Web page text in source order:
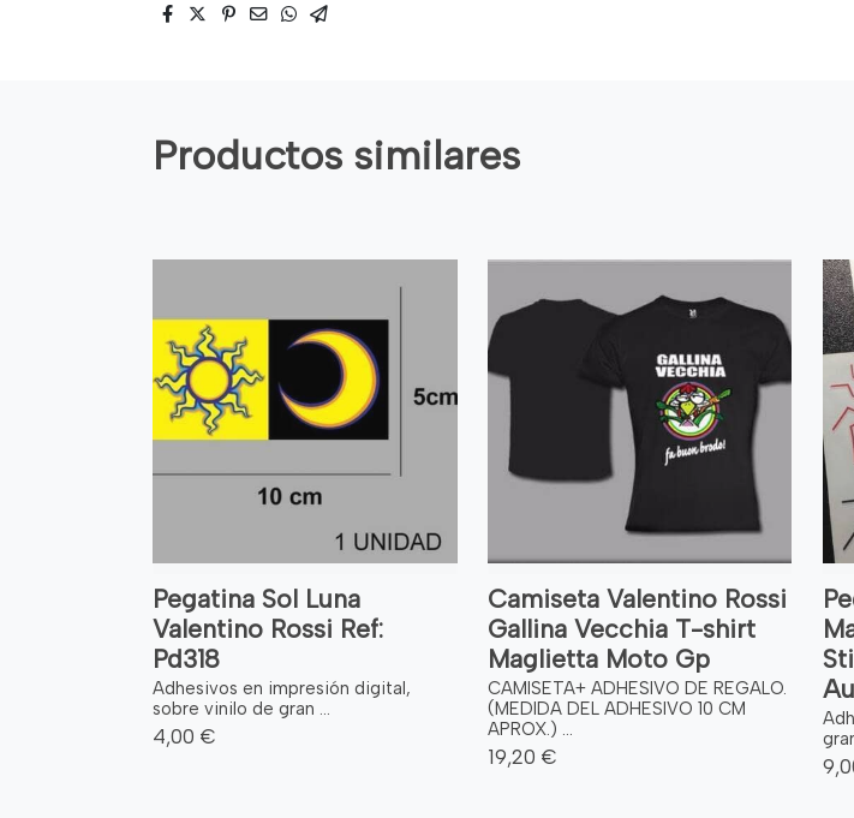
Productos similares
Pegatina Sol Luna
Valentino Rossi Ref:
Pd318
Adhesivos en impresión digital,
sobre vinilo de gran ...
4,00 €
Camiseta Valentino Rossi
Gallina Vecchia T-shirt
Maglietta Moto Gp
CAMISETA+ ADHESIVO DE REGALO.
(MEDIDA DEL ADHESIVO 10 CM
APROX.) ...
19,20 €